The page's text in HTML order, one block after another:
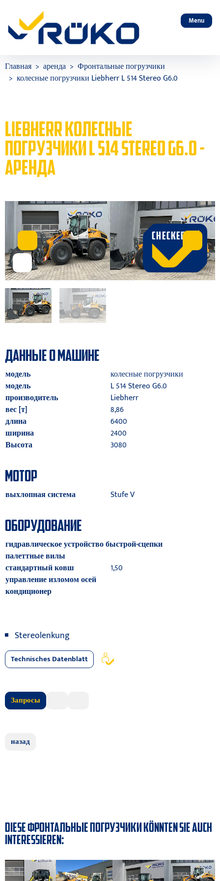
Menu
Главная аренда
Фронтальные погрузчики
колесные погрузчики Liebherr L 514 Stereo G6.0
LIEBHERR КОЛЕСНЫЕ
ПОГРУЗЧИКИ L 514 STEREO G6.0 -
АРЕНДА
CHECKED
ДАННЫЕ О МАШИНЕ
модель
колесные погрузчики
модель
L 514 Stereo G6.0
производитель
Liebherr
вес [т]
8,86
длина
6400
ширина
2400
Высота
3080
МОТОР
выхлопная система Stufe V
ОБОРУДОВАНИЕ
гидравлическое устройство быстрой-сцепки
палеттные вилы
стандартный ковш
1,50
управление изломом осей
кондиционер
Stereolenkung
Technisches Datenblatt
Запросы
назад
DIESE ФРОНТАЛЬНЫЕ ПОГРУЗЧИКИ KÖNNTEN SIE AUCH
INTERESSIEREN: